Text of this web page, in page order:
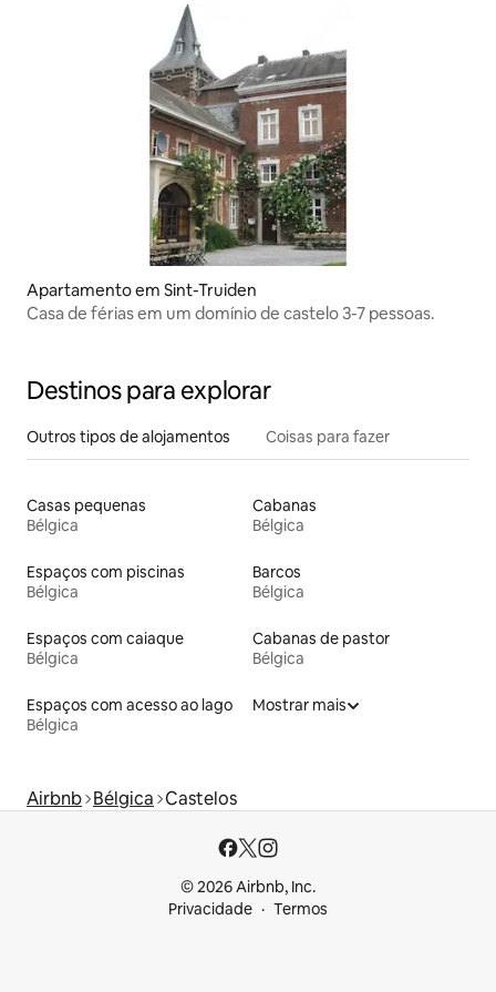
Apartamento em Sint-Truiden
Casa de férias em um domínio de castelo 3-7 pessoas.
Destinos para explorar
Outros tipos de alojamentos Coisas para fazer
Casas pequenas
Bélgica
Cabanas
Bélgica
Espaços com piscinas
Bélgica
Barcos
Bélgica
Espaços com caiaque
Bélgica
Cabanas de pastor
Bélgica
Espaços com acesso ao lago
Bélgica
Mostrar mais
Airbnb Bélgica Castelos
© 2026 Airbnb, Inc.
Privacidade
Termos